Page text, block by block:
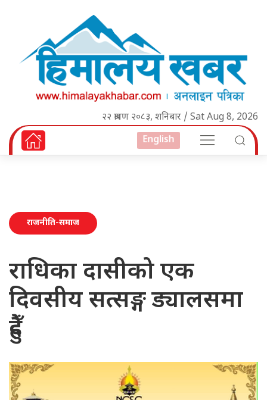
२२ श्रावण २०८३, शनिबार / Sat Aug 8, 2026
English
राजनीति-समाज
राधिका दासीको एक
दिवसीय सत्सङ्ग ड्यालसमा
हुँदै